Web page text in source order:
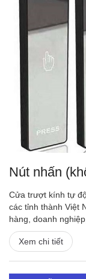
Nút nhấn
Cửa trượt kính tự
các tỉnh thành Việt
hàng, doanh
Xem chi tiết